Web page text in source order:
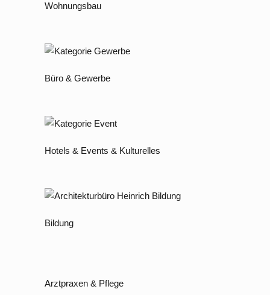
Wohnungsbau
Büro & Gewerbe
Hotels & Events & Kulturelles
Bildung
Arztpraxen & Pflege